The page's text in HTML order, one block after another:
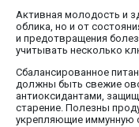
Активная молодость и
облика, но и от
и предотвращения
учитывать несколько
Сбалансированное
должны быть свежие
антиоксидантами,
старение. Полезны
укрепляющие иммунную